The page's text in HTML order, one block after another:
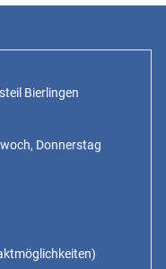
Bierlingen
Donnerstag